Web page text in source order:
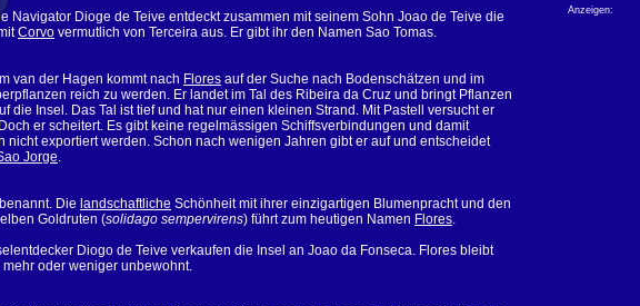
Navigator Dioge de Teive entdeckt zusammen mit seinem Sohn Joao de Teive die
Corvo vermutlich von Terceira aus. Er gibt ihr den Namen Sao Tomas.
van der Hagen kommt nach Flores auf der Suche nach Bodenschätzen und im
reich zu werden. Er landet im Tal des Ribeira da Cruz und bringt Pflanzen
die Insel. Das Tal ist tief und hat nur einen kleinen Strand. Mit Pastell versucht er
er scheitert. Es gibt keine regelmässigen Schiffsverbindungen und damit
nicht exportiert werden. Schon nach wenigen Jahren gibt er auf und entscheidet
Jorge.
Die landschaftliche Schönheit mit ihrer einzigartigen Blumenpracht und den
Goldruten (solidago sempervirens) führt zum heutigen Namen Flores.
Diogo de Teive verkaufen die Insel an Joao da Fonseca. Flores bleibt
oder weniger unbewohnt.
Anzeigen: